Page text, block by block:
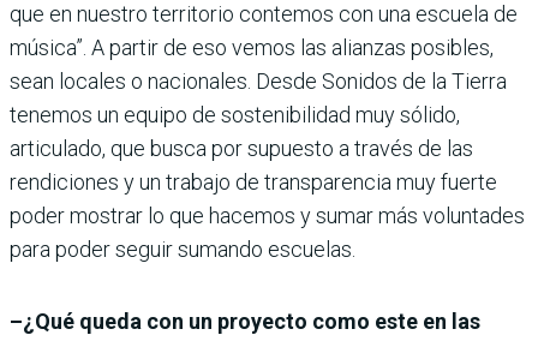
que en nuestro territorio contemos con una escuela de
música”. A partir de eso vemos las alianzas posibles,
sean locales o nacionales. Desde Sonidos de la Tierra
tenemos un equipo de sostenibilidad muy sólido,
articulado, que busca por supuesto a través de las
rendiciones y un trabajo de transparencia muy fuerte
poder mostrar lo que hacemos y sumar más voluntades
para poder seguir sumando escuelas.
–¿Qué queda con un proyecto como este en las